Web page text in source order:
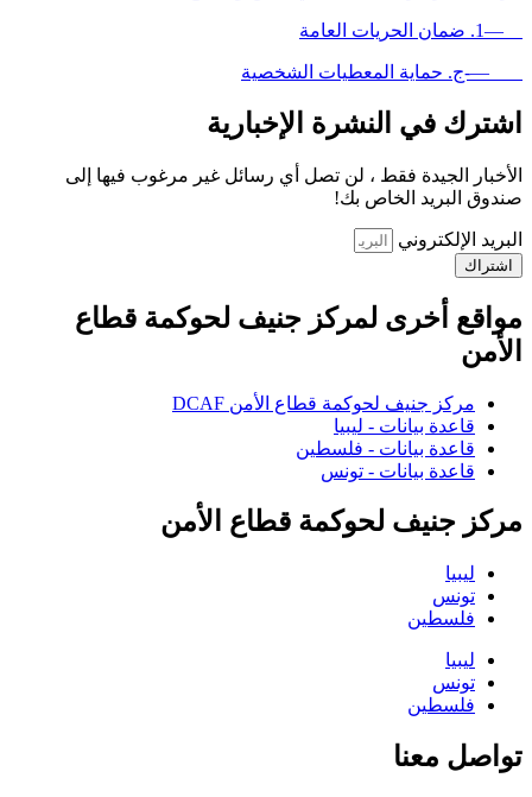
—1. ضمان الحريات العامة
—-ج. حماية المعطيات الشخصية
اشترك في النشرة الإخبارية
الأخبار الجيدة فقط ، لن تصل أي رسائل غير مرغوب فيها إلى
صندوق البريد الخاص بك!
البريد الإلكتروني
اشتراك
مواقع أخرى لمركز جنيف لحوكمة قطاع
الأمن
مركز جنيف لحوكمة قطاع الأمن DCAF
قاعدة بيانات - ليبيا
قاعدة بيانات - فلسطين
قاعدة بيانات - تونس
مركز جنيف لحوكمة قطاع الأمن
ليبيا
تونس
فلسطين
ليبيا
تونس
فلسطين
تواصل معنا